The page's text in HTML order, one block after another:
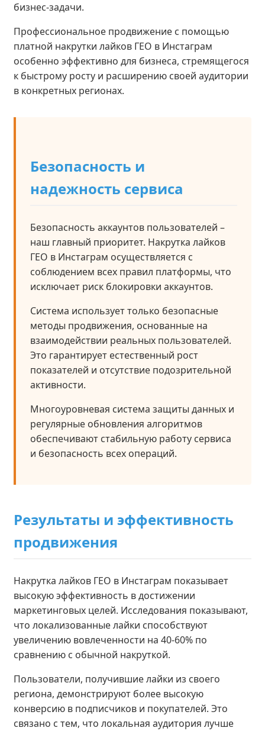
бизнес-задачи.
Профессиональное продвижение с помощью
платной накрутки лайков ГЕО в Инстаграм
особенно эффективно для бизнеса, стремящегося
к быстрому росту и расширению своей аудитории
в конкретных регионах.
Безопасность и
надежность сервиса
Безопасность аккаунтов пользователей –
наш главный приоритет. Накрутка лайков
ГЕО в Инстаграм осуществляется с
соблюдением всех правил платформы, что
исключает риск блокировки аккаунтов.
Система использует только безопасные
методы продвижения, основанные на
взаимодействии реальных пользователей.
Это гарантирует естественный рост
показателей и отсутствие подозрительной
активности.
Многоуровневая система защиты данных и
регулярные обновления алгоритмов
обеспечивают стабильную работу сервиса
и безопасность всех операций.
Результаты и эффективность
продвижения
Накрутка лайков ГЕО в Инстаграм показывает
высокую эффективность в достижении
маркетинговых целей. Исследования показывают,
что локализованные лайки способствуют
увеличению вовлеченности на 40-60% по
сравнению с обычной накруткой.
Пользователи, получившие лайки из своего
региона, демонстрируют более высокую
конверсию в подписчиков и покупателей. Это
связано с тем, что локальная аудитория лучше